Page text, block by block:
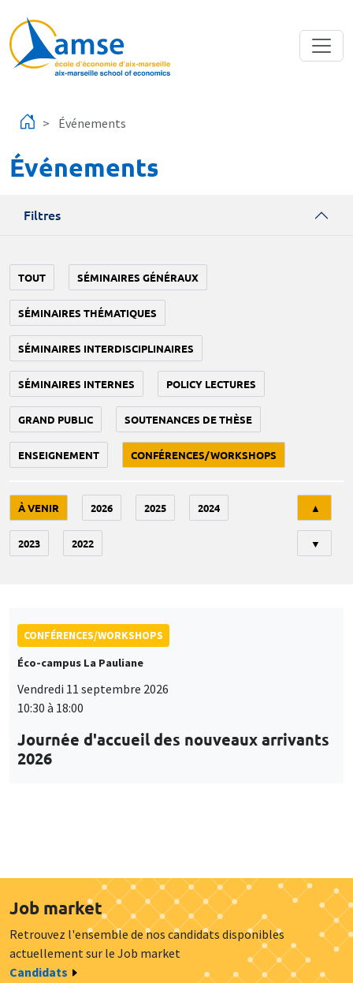
Événements
Événements
Filtres
TOUT SÉMINAIRES GÉNÉRAUX
SÉMINAIRES THÉMATIQUES
SÉMINAIRES INTERDISCIPLINAIRES
SÉMINAIRES INTERNES POLICY LECTURES
GRAND PUBLIC SOUTENANCES DE THÈSE
ENSEIGNEMENT CONFÉRENCES/WORKSHOPS
À VENIR 2026 2025 2024
2023 2022
▲
▼
CONFÉRENCES/WORKSHOPS
Éco-campus La Pauliane
Vendredi 11 septembre 2026
10:30 à 18:00
Journée d'accueil des nouveaux arrivants
2026
Job market
Retrouvez l'ensemble de nos candidats disponibles
actuellement sur le Job market
Candidats